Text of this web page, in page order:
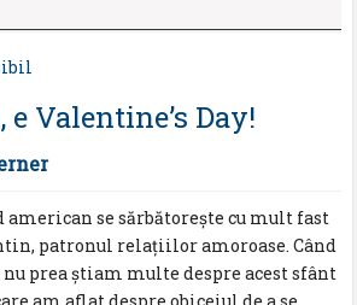
Valentine’s Day!
se sărbătorește cu mult fast
patronul relațiilor amoroase. Când
prea știam multe despre acest sfânt
am aflat despre obiceiul de a se